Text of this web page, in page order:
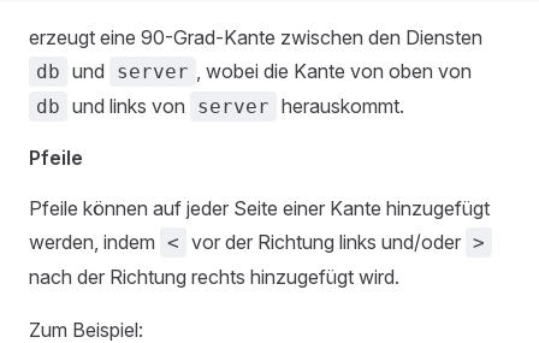
erzeugt eine 90-Grad-Kante zwischen den Diensten
db und server , wobei die Kante von oben von
db und links von server herauskommt.
Pfeile
Pfeile können auf jeder Seite einer Kante hinzugefügt
werden, indem < vor der Richtung links und/oder >
nach der Richtung rechts hinzugefügt wird.
Zum Beispiel: